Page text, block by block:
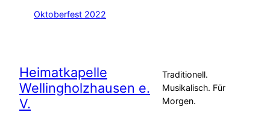
Oktoberfest 2022
Heimatkapelle
Wellingholzhausen e.
V.
Traditionell.
Musikalisch. Für
Morgen.